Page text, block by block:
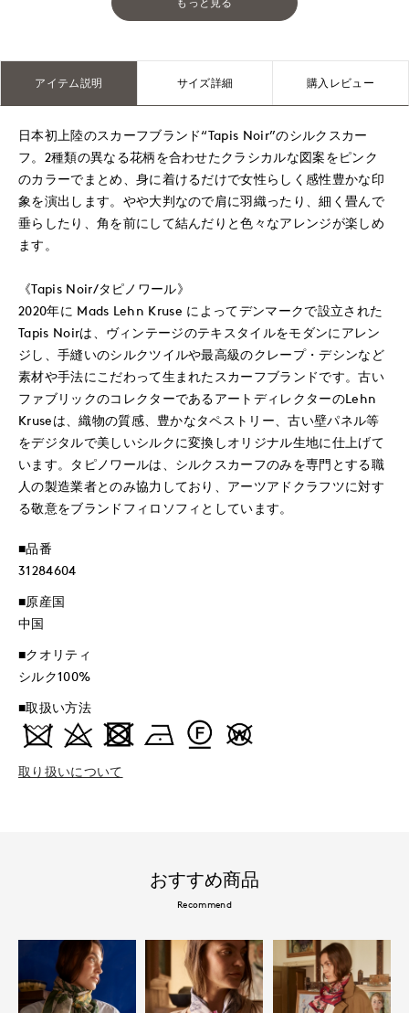
アイテム説明 サイズ詳細 購入レビュー
日本初上陸のスカーフブランド“Tapis Noir”のシルクスカー
フ。2種類の異なる花柄を合わせたクラシカルな図案をピンク
のカラーでまとめ、身に着けるだけで女性らしく感性豊かな印
象を演出します。やや大判なので肩に羽織ったり、細く畳んで
垂らしたり、角を前にして結んだりと色々なアレンジが楽しめ
ます。
《Tapis Noir/タピノワール》
2020年に Mads Lehn Kruse によってデンマークで設立された
Tapis Noirは、ヴィンテージのテキスタイルをモダンにアレン
ジし、手縫いのシルクツイルや最高級のクレープ・デシンなど
素材や手法にこだわって生まれたスカーフブランドです。古い
ファブリックのコレクターであるアートディレクターのLehn
Kruseは、織物の質感、豊かなタペストリー、古い壁パネル等
をデジタルで美しいシルクに変換しオリジナル生地に仕上げて
います。タピノワールは、シルクスカーフのみを専門とする職
人の製造業者とのみ協力しており、アーツアドクラフツに対す
る敬意をブランドフィロソフィとしています。
■品番
31284604
■原産国
中国
■クオリティ
シルク100%
■取扱い方法
取り扱いについて
おすすめ商品
Recommend